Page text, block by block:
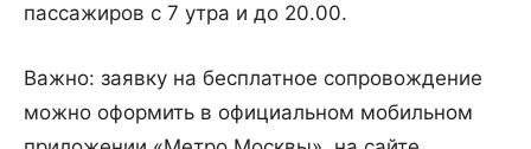
пассажиров с 7 утра и до 20.00.
Важно: заявку на бесплатное сопровождение
можно оформить в официальном мобильном